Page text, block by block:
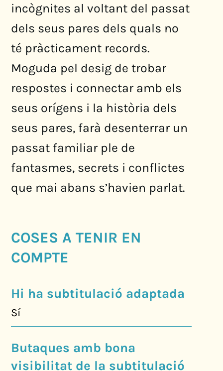
incògnites al voltant del passat
dels seus pares dels quals no
té pràcticament records.
Moguda pel desig de trobar
respostes i connectar amb els
seus orígens i la història dels
seus pares, farà desenterrar un
passat familiar ple de
fantasmes, secrets i conflictes
que mai abans s’havien parlat.
COSES A TENIR EN
COMPTE
Hi ha subtitulació adaptada
Sí
Butaques amb bona
visibilitat de la subtitulació